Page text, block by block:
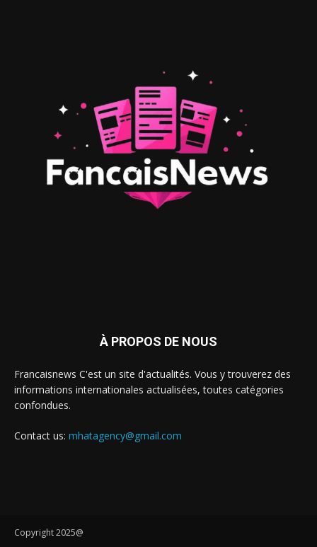
À PROPOS DE NOUS
Francaisnews C'est un site d'actualités. Vous y trouverez des
informations internationales actualisées, toutes catégories
confondues.
Contact us: mhatagency@gmail.com
Copyright 2025@